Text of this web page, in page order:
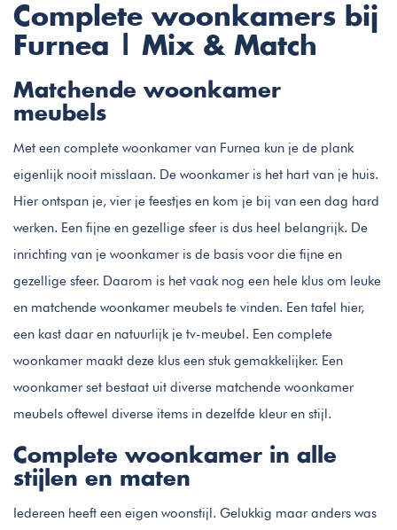
Complete woonkamers bij
Furnea | Mix & Match
Matchende woonkamer
meubels
Met een complete woonkamer van Furnea kun je de plank
eigenlijk nooit misslaan. De woonkamer is het hart van je huis.
Hier ontspan je, vier je feestjes en kom je bij van een dag hard
werken. Een fijne en gezellige sfeer is dus heel belangrijk. De
inrichting van je woonkamer is de basis voor die fijne en
gezellige sfeer. Daarom is het vaak nog een hele klus om leuke
en matchende woonkamer meubels te vinden. Een tafel hier,
een kast daar en natuurlijk je tv-meubel. Een complete
woonkamer maakt deze klus een stuk gemakkelijker. Een
woonkamer set bestaat uit diverse matchende woonkamer
meubels oftewel diverse items in dezelfde kleur en stijl.
Complete woonkamer in alle
stijlen en maten
Iedereen heeft een eigen woonstijl. Gelukkig maar anders was